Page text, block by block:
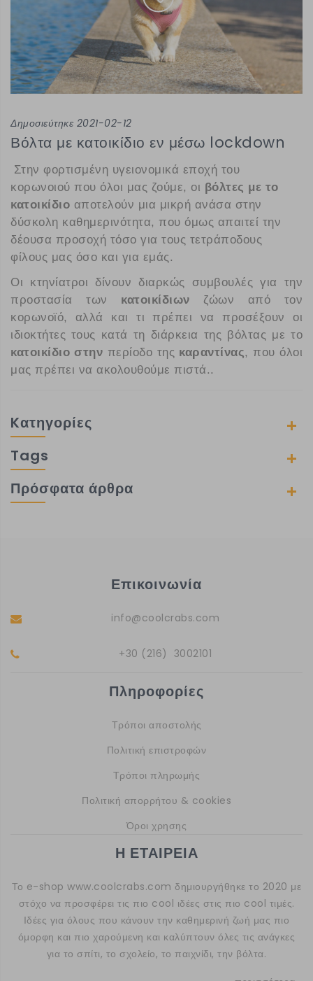
Δημοσιεύτηκε 2021-02-12
Βόλτα με κατοικίδιο εν μέσω lockdown
Στην φορτισμένη υγειονομικά εποχή του
κορωνοιού που όλοι μας ζούμε, οι βόλτες με το
κατοικίδιο αποτελούν μια μικρή ανάσα στην
δύσκολη καθημερινότητα, που όμως απαιτεί την
δέουσα προσοχή τόσο για τους τετράποδους
φίλους μας όσο και για εμάς.
Οι κτηνίατροι δίνουν διαρκώς συμβουλές για την
προστασία των κατοικίδιων ζώων από τον
κορωνοϊό, αλλά και τι πρέπει να προσέξουν οι
ιδιοκτήτες τους κατά τη διάρκεια της βόλτας με το
κατοικίδιο στην περίοδο της καραντίνας, που όλοι
μας πρέπει να ακολουθούμε πιστά..
Kατηγορίες
Tags
Πρόσφατα άρθρα
Επικοινωνία
info@coolcrabs.com
+30 (216) 3002101
Πληροφορίες
Τρόποι αποστολής
Πολιτική επιστροφών
Τρόποι πληρωμής
Πολιτική απορρήτου & cookies
Όροι χρησης
Η ΕΤΑΙΡΕΙΑ
Το e-shop www.coolcrabs.com δημιουργήθηκε το 2020 με
στόχο να προσφέρει τις πιο cool ιδέες στις πιο cool τιμές.
Ιδέες για όλους που κάνουν την καθημερινή ζωή μας πιο
όμορφη και πιο χαρούμενη και καλύπτουν όλες τις ανάγκες
για το σπίτι, το σχολείο, το παιχνίδι, την βόλτα.